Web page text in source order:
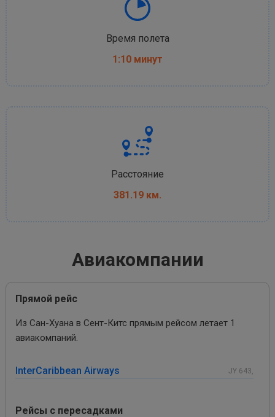
Время полета
1:10 минут
Расстояние
381.19 км.
Авиакомпании
Прямой рейс
Из Сан-Хуана в Сент-Китс прямым рейсом летает 1
авиакомпаний.
InterCaribbean Airways JY 643,
Рейсы с пересадками